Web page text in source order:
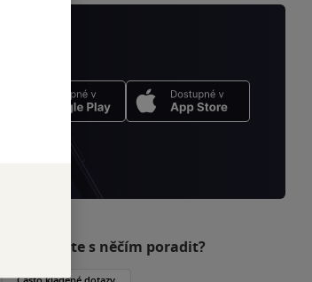
Potřebujete s něčím poradit?